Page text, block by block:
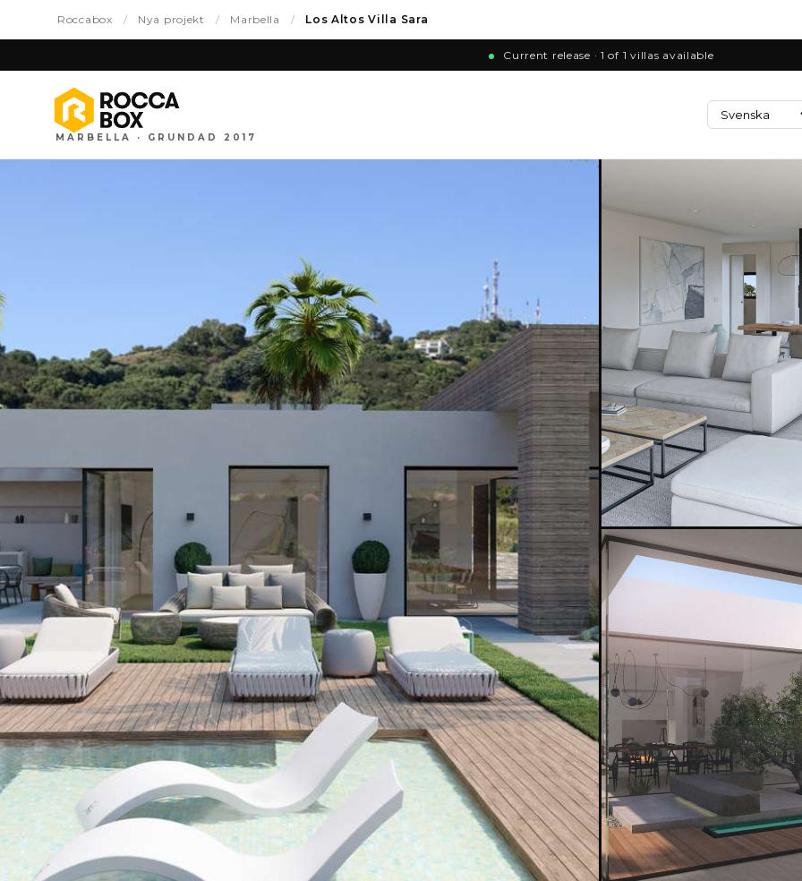
Roccabox / Nya projekt / Marbella / Los Altos Villa Sara
Current release · 1 of 1 villas available
MARBELLA · GRUNDAD 2017